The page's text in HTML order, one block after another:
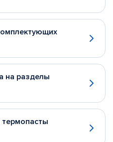
на разделы
термопасты